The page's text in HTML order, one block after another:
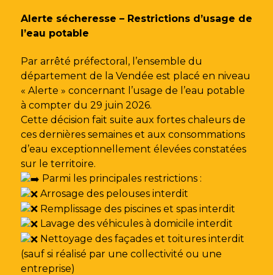
Alerte sécheresse – Restrictions d’usage de
l’eau potable
Par arrêté préfectoral, l’ensemble du
département de la Vendée est placé en niveau
« Alerte » concernant l’usage de l’eau potable
à compter du 29 juin 2026.
Cette décision fait suite aux fortes chaleurs de
ces dernières semaines et aux consommations
d’eau exceptionnellement élevées constatées
sur le territoire.
Parmi les principales restrictions :
Arrosage des pelouses interdit
Remplissage des piscines et spas interdit
Lavage des véhicules à domicile interdit
Nettoyage des façades et toitures interdit
(sauf si réalisé par une collectivité ou une
entreprise)